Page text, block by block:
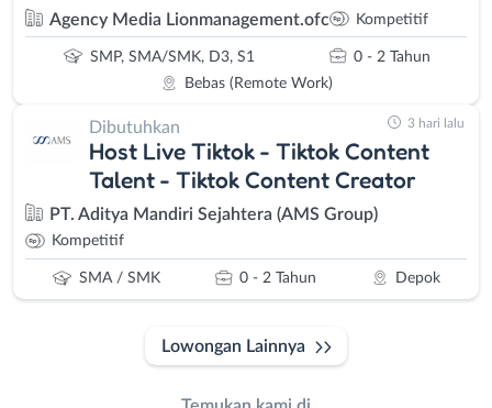
Agency Media Lionmanagement.ofc Kompetitif
SMP, SMA/SMK, D3, S1
0 - 2 Tahun
Bebas (Remote Work)
Dibutuhkan
Host Live Tiktok - Tiktok Content
Talent - Tiktok Content Creator
PT. Aditya Mandiri Sejahtera (AMS Group)
Kompetitif
SMA / SMK 0 - 2 Tahun Depok
3 hari lalu
Lowongan Lainnya